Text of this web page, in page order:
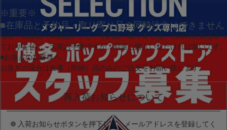
※重要※
■在庫品と予約品・取り寄せ品の同時注文はできません
現在「在庫品（即納品）」と「予約品・取り寄せ品」の同時注文は承っ
ておりません。大変お手数ですが、別途ご購入いただければ幸いです。
■お急ぎのお客様へ
お急ぎの場合は在庫（即納）品のみのご注文をお願い致します。
再入荷お知らせについて
入荷お知らせボタンを押下して、メールアドレスを登録してく